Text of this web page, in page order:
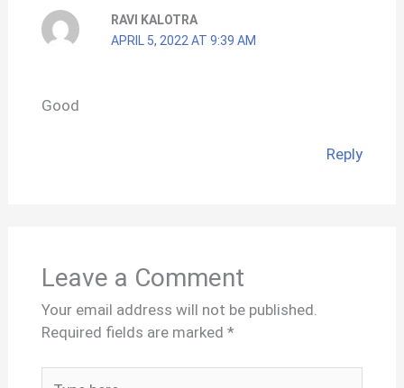
RAVI KALOTRA
APRIL 5, 2022 AT 9:39 AM
Good
Reply
Leave a Comment
Your email address will not be published.
Required fields are marked *